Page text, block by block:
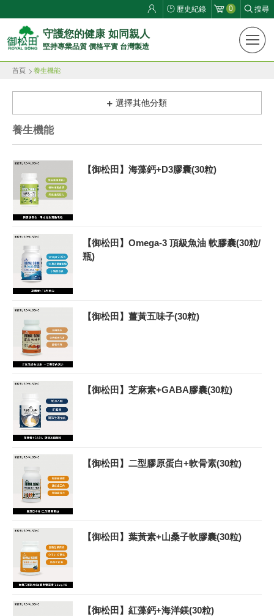
御
松
健
康
生
活
館
ROYAL
SONG
守護您的健康 如同親人
堅持專業品質 價格平實 台灣製造
歷史紀錄 0 搜尋
首頁 養生機能
選擇其他分類
養生機能
【御松田】海藻鈣+D3膠囊(30粒)
【御松田】Omega-3 頂級魚油 軟膠囊(30粒/
瓶)
【御松田】薑黃五味子(30粒)
【御松田】芝麻素+GABA膠囊(30粒)
【御松田】二型膠原蛋白+軟骨素(30粒)
【御松田】葉黃素+山桑子軟膠囊(30粒)
【御松田】紅藻鈣+海洋鎂(30粒)